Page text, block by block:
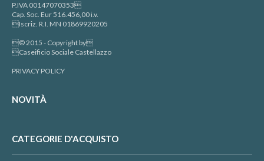
P.IVA 00147070353
Cap. Soc. Eur 516.456,00 i.v.
Iscriz. R.I. MN 01869920205
© 2015 - Copyright by
Caseificio Sociale Castellazzo
PRIVACY POLICY
NOVITÀ
CATEGORIE D'ACQUISTO